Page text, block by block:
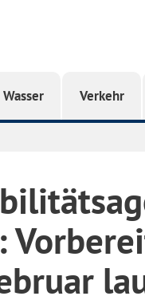
Wasser Verkehr